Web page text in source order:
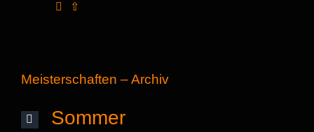
⇧
Meisterschaften – Archiv
Sommer